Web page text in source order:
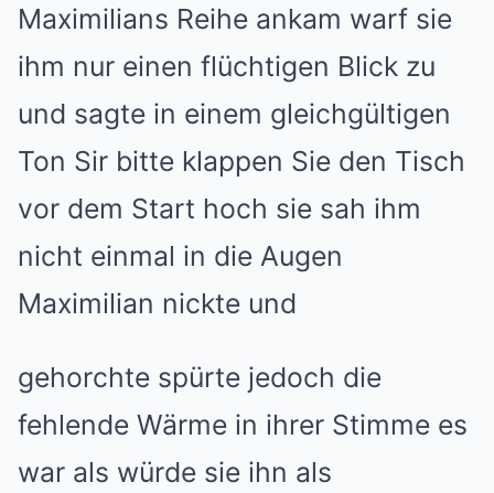
Maximilians Reihe ankam warf sie
ihm nur einen flüchtigen Blick zu
und sagte in einem gleichgültigen
Ton Sir bitte klappen Sie den Tisch
vor dem Start hoch sie sah ihm
nicht einmal in die Augen
Maximilian nickte und
gehorchte spürte jedoch die
fehlende Wärme in ihrer Stimme es
war als würde sie ihn als